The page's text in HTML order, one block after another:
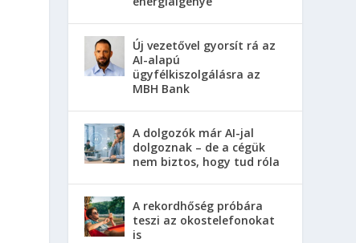
Új vezetővel gyorsít rá az
AI-alapú
ügyfélkiszolgálásra az
MBH Bank
A dolgozók már AI-jal
dolgoznak – de a cégük
nem biztos, hogy tud róla
A rekordhőség próbára
teszi az okostelefonokat
is